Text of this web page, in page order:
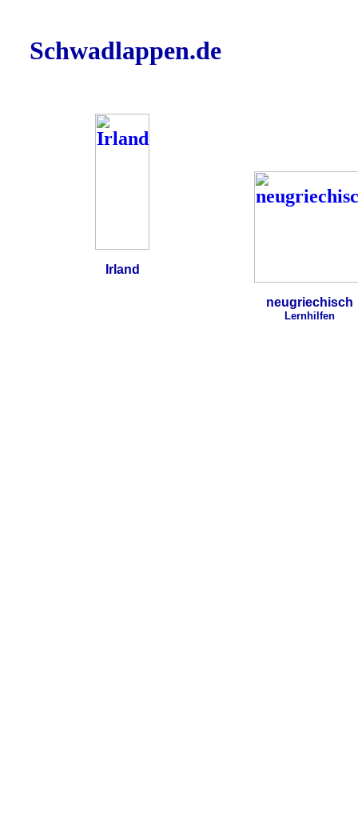
Schwadlappen.de
Irland
neugriechisch
Lernhilfen